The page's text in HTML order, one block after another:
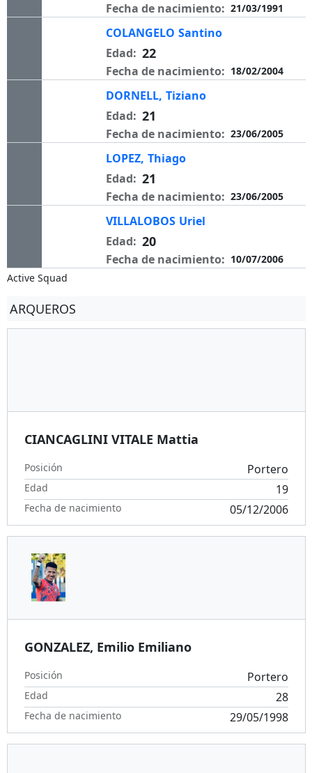
Fecha de nacimiento: 21/03/1991
COLANGELO Santino
Edad: 22
Fecha de nacimiento: 18/02/2004
DORNELL, Tiziano
Edad: 21
Fecha de nacimiento: 23/06/2005
LOPEZ, Thiago
Edad: 21
Fecha de nacimiento: 23/06/2005
VILLALOBOS Uriel
Edad: 20
Fecha de nacimiento: 10/07/2006
Active Squad
ARQUEROS
CIANCAGLINI VITALE Mattia
Posición Portero
Edad 19
Fecha de nacimiento 05/12/2006
GONZALEZ, Emilio Emiliano
Posición Portero
Edad 28
Fecha de nacimiento 29/05/1998